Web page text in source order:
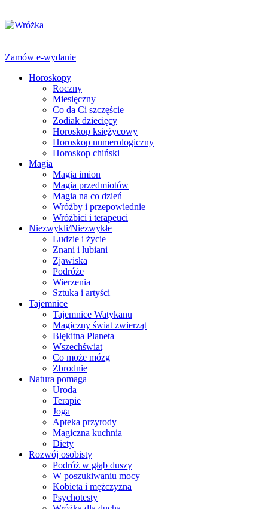
Zamów e-wydanie
Horoskopy
Roczny
Miesięczny
Co da Ci szczęście
Zodiak dziecięcy
Horoskop księżycowy
Horoskop numerologiczny
Horoskop chiński
Magia
Magia imion
Magia przedmiotów
Magia na co dzień
Wróżby i przepowiednie
Wróżbici i terapeuci
Niezwykli/Niezwykłe
Ludzie i życie
Znani i lubiani
Zjawiska
Podróże
Wierzenia
Sztuka i artyści
Tajemnice
Tajemnice Watykanu
Magiczny świat zwierząt
Błękitna Planeta
Wszechświat
Co może mózg
Zbrodnie
Natura pomaga
Uroda
Terapie
Joga
Apteka przyrody
Magiczna kuchnia
Diety
Rozwój osobisty
Podróż w głąb duszy
W poszukiwaniu mocy
Kobieta i mężczyzna
Psychotesty